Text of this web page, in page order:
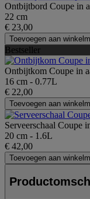
Ontbijtbord Coupe in
22 cm
€ 23,00
Toevoegen aan
Bestseller
Ontbijtkom Coupe in
16 cm - 0.77L
€ 22,00
Toevoegen aan
Serveerschaal Coupe
20 cm - 1.6L
€ 42,00
Toevoegen aan